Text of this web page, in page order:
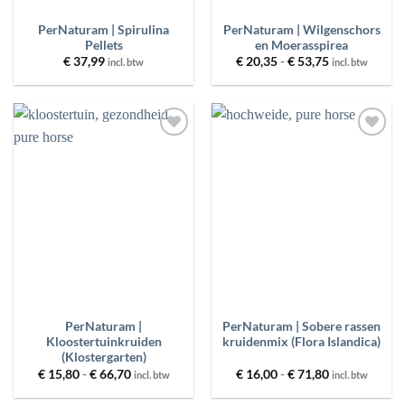
PerNaturam | Spirulina
Pellets
€37,99 incl. btw
PerNaturam | Wilgenschors
en Moerasspirea
€20,35 - €53,75Prijsklasse:
tot
incl. btw
PerNaturam |
Kloostertuinkruiden
(Klostergarten)
€15,80 - €66,70Prijsklasse:
tot
incl. btw
PerNaturam | Sobere rassen
kruidenmix (Flora Islandica)
€16,00 - €71,80Prijsklasse:
tot
incl. btw